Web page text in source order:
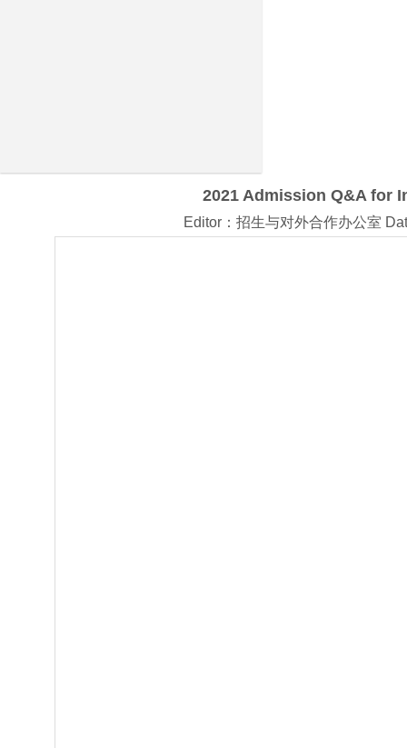
2021 Admission Q&A for
Editor：招生与对外合作办公室